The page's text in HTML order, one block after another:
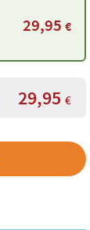
29,95 €
29,95 €